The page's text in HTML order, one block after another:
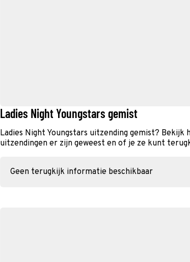
Ladies Night Youngstars gemist
Ladies Night Youngstars uitzending gemist?
uitzendingen er zijn geweest en of je ze kunt
Geen terugkijk informatie beschikbaar